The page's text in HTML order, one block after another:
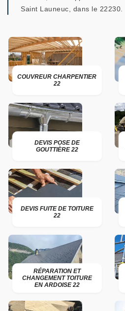
Saint Launeuc, dans le 22230.
COUVREUR CHARPENTIER
22
DEVIS POSE DE
GOUTTIÈRE 22
DEVIS FUITE DE TOITURE
22
RÉPARATION ET
CHANGEMENT TOITURE
EN ARDOISE 22